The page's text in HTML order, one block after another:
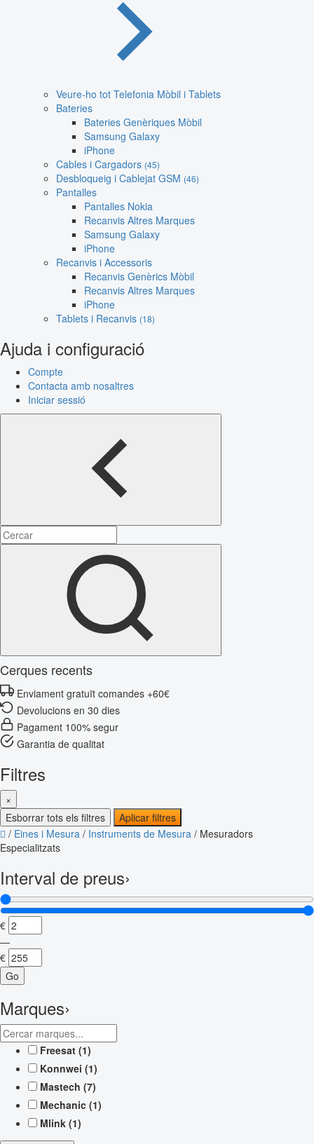
Veure-ho tot Telefonia Mòbil i Tablets
Bateries
Bateries Genèriques Mòbil
Samsung Galaxy
iPhone
Cables i Cargadors (45)
Desbloqueig i Cablejat GSM (46)
Pantalles
Pantalles Nokia
Recanvis Altres Marques
Samsung Galaxy
iPhone
Recanvis i Accessoris
Recanvis Genèrics Mòbil
Recanvis Altres Marques
iPhone
Tablets i Recanvis (18)
Ajuda i configuració
Compte
Contacta amb nosaltres
Iniciar sessió
Cerques recents
Enviament gratuït comandes +60€
Devolucions en 30 dies
Pagament 100% segur
Garantia de qualitat
Filtres
×
Esborrar tots els filtres
Aplicar filtres
/ Eines i Mesura / Instruments de Mesura / Mesuradors
Especialitzats
Interval de preus›
€
—
€
Go
Marques›
Freesat (1)
Konnwei (1)
Mastech (7)
Mechanic (1)
Mlink (1)